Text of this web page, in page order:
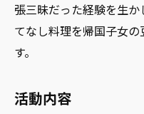
張三昧だった経験を生
てなし料理を帰国子女
す。
活動内容